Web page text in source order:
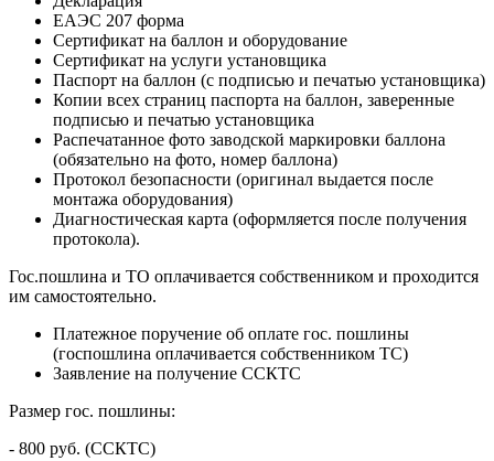
ЕАЭС 207 форма
Сертификат на баллон и оборудование
Сертификат на услуги установщика
Паспорт на баллон (с подписью и печатью установщика)
Копии всех страниц паспорта на баллон, заверенные
подписью и печатью установщика
Распечатанное фото заводской маркировки баллона
(обязательно на фото, номер баллона)
Протокол безопасности (оригинал выдается после
монтажа оборудования)
Диагностическая карта (оформляется после получения
протокола).
Гос.пошлина и ТО оплачивается собственником и проходится
им самостоятельно.
Платежное поручение об оплате гос. пошлины
(госпошлина оплачивается собственником ТС)
Заявление на получение ССКТС
Размер гос. пошлины:
- 800 руб. (ССКТС)